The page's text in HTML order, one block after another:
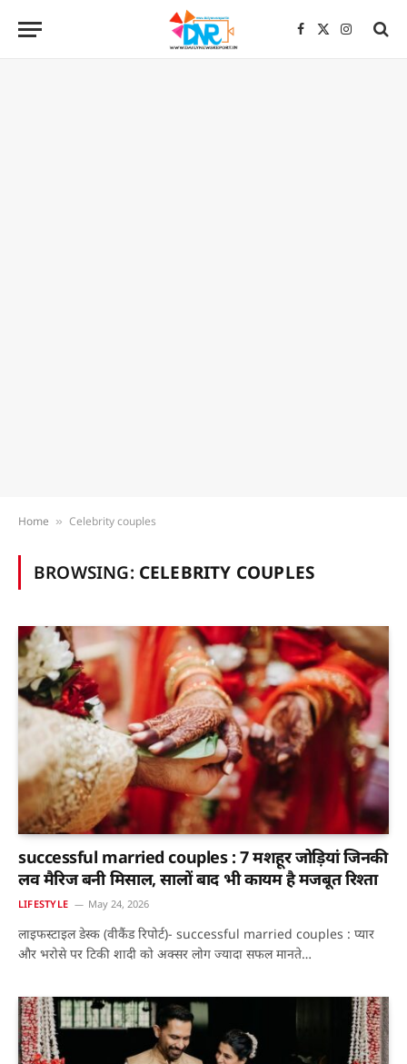
Facebook
X
Home » Celebrity couples
BROWSING: CELEBRITY COUPLES
successful married couples : 7 मशहूर जोड़ियां जिनकी
लव मैरिज बनी मिसाल, सालों बाद भी कायम है मजबूत रिश्ता
LIFESTYLE May 24, 2026
लाइफस्टाइल डेस्क (वीकैंड रिपोर्ट)- successful married couples : प्यार
और भरोसे पर टिकी शादी को अक्सर लोग ज्यादा सफल मानते…